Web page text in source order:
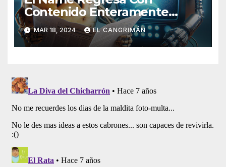
Contenido Enteramente
Generado Por Inteligencia
Artificial
MAR 18, 2024 EL CANGRIMÁN